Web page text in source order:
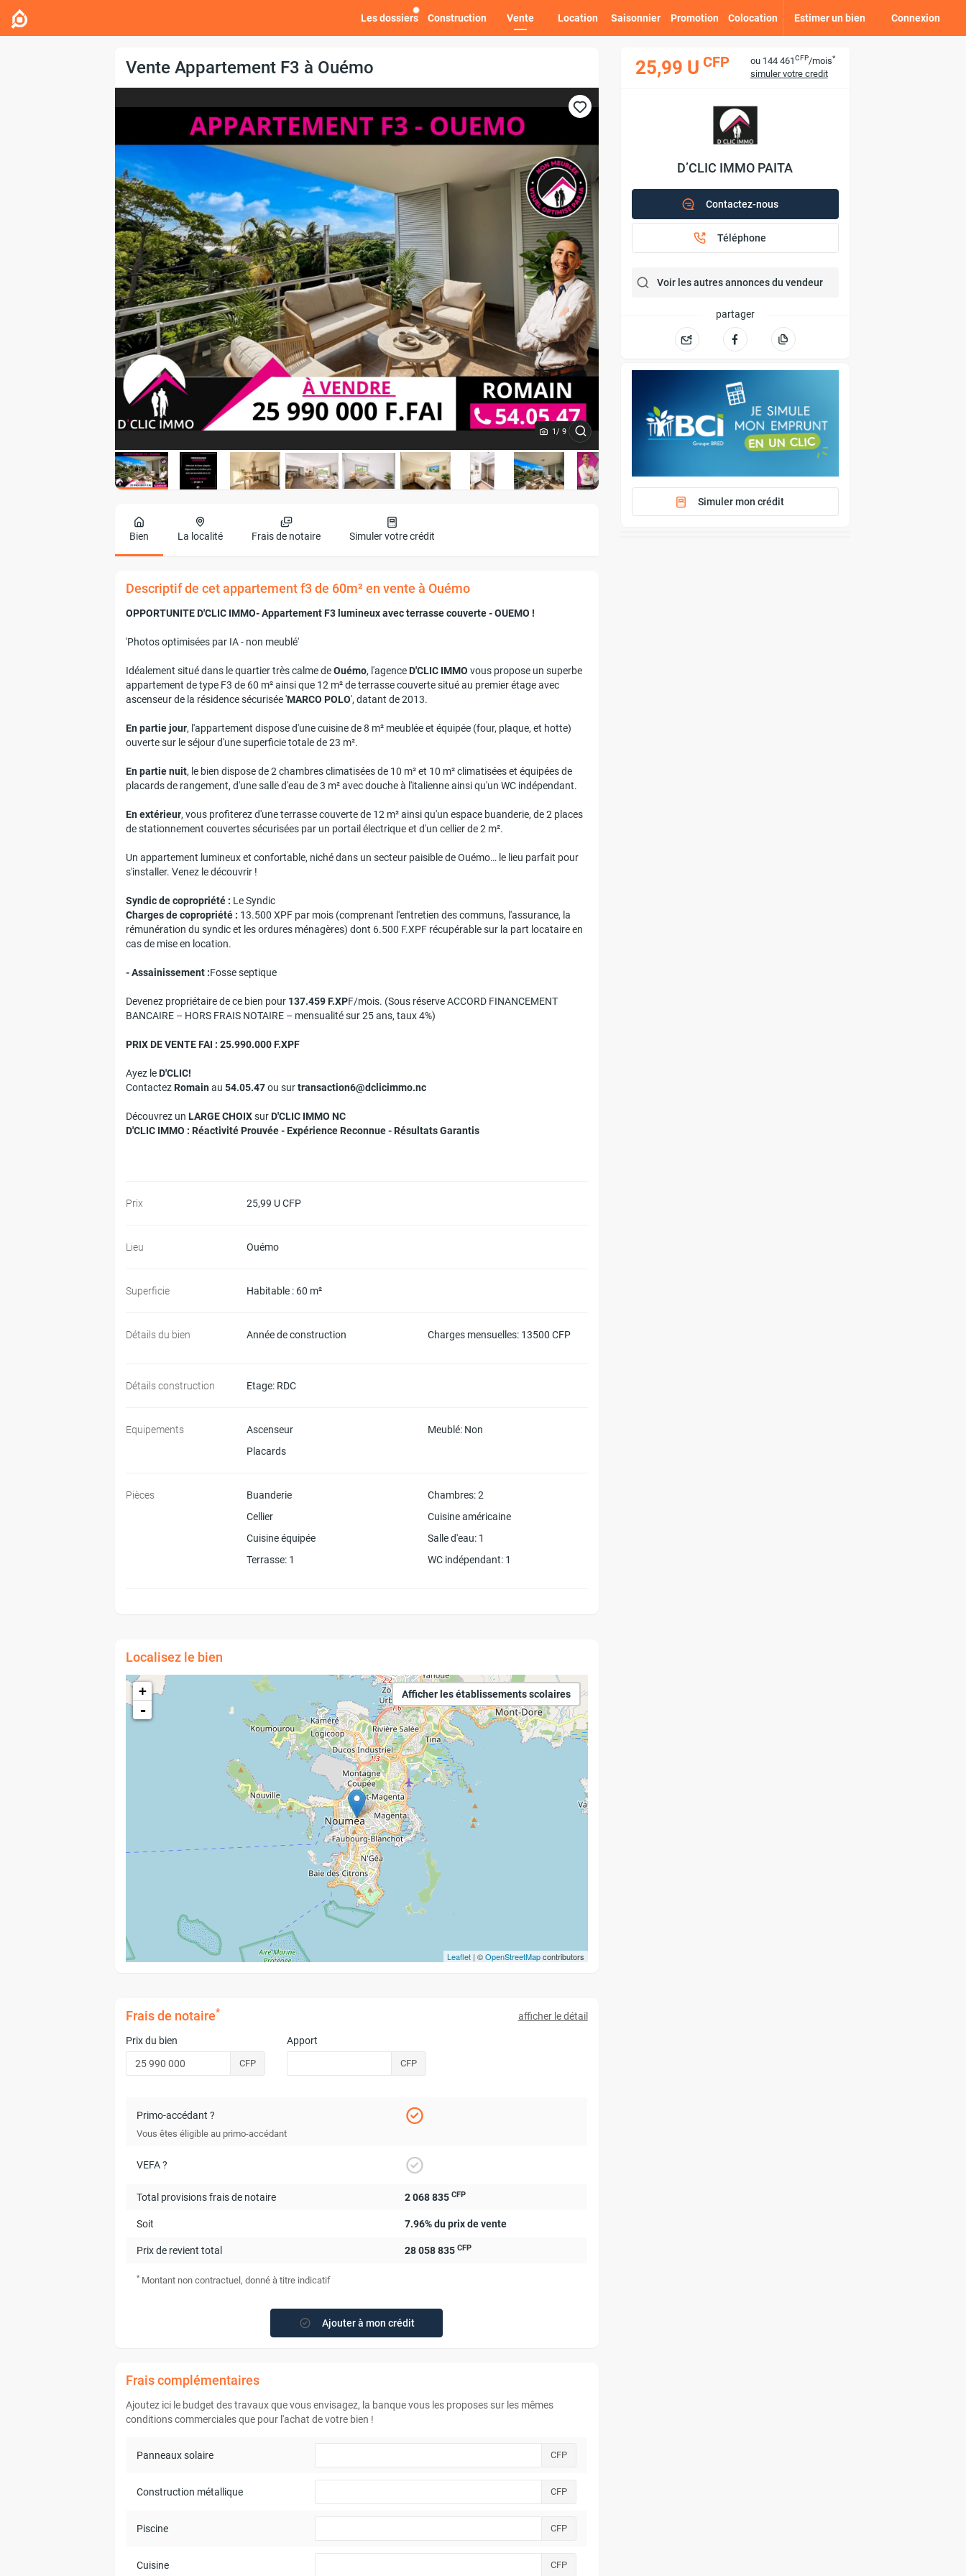
Estimer un bien Connexion
Les dossiers Construction Vente Location Saisonnier Promotion Colocation
Vente Appartement F3 à Ouémo
1/ 9
Bien La localité Frais de notaire Simuler votre crédit
Descriptif de cet appartement f3 de 60m² en vente à Ouémo
OPPORTUNITE D'CLIC IMMO- Appartement F3 lumineux avec terrasse couverte - OUEMO !
'Photos optimisées par IA - non meublé'
Idéalement situé dans le quartier très calme deOuémo, l'agenceD'CLIC IMMO vous propose un superbe
appartement de type F3 de 60 m² ainsi que 12 m² de terrasse couverte situé au premier étage avec
ascenseur de la résidence sécurisée 'MARCO POLO', datant de 2013.
En partie jour, l'appartement dispose d'une cuisine de 8 m² meublée et équipée (four, plaque, et hotte)
ouverte sur le séjour d'une superficie totale de 23 m².
En partie nuit, le bien dispose de 2 chambres climatisées de 10 m² et 10 m² climatisées et équipées de
placards de rangement, d'une salle d'eau de 3 m² avec douche à l'italienne ainsi qu'un WC indépendant.
En extérieur, vous profiterez d'une terrasse couverte de 12 m² ainsi qu'un espace buanderie, de 2 places
de stationnement couvertes sécurisées par un portail électrique et d'un cellier de 2 m².
Un appartement lumineux et confortable, niché dans un secteur paisible de Ouémo… le lieu parfait pour
s'installer. Venez le découvrir !
Syndic de copropriété :
Charges de copropriété : 13.500 XPF par mois (comprenant l'entretien des communs, l'assurance, la
rémunération du syndic et les ordures ménagères) dont 6.500 F.XPF récupérable sur la part locataire en
cas de mise en location.
- Assainissement :Fosse septique
Devenez propriétaire de ce bien pour 137.459 F.XPF/mois. (Sous réserve ACCORD FINANCEMENT
BANCAIRE – HORS FRAIS NOTAIRE – mensualité sur 25 ans, taux 4%)
PRIX DE VENTE FAI : 25.990.000 F.XPF
Ayez leD'CLIC!
ContactezRomainau 54.05.47ou surtransaction6@dclicimmo.nc
Découvrez un LARGE CHOIXsurD'CLIC IMMO NC
D'CLIC IMMO : Réactivité Prouvée - Expérience Reconnue - Résultats Garantis
Prix 25,99 U CFP
Lieu Ouémo
Superficie Habitable : 60 m²
Détails du bien Année de construction Charges mensuelles: 13500 CFP
Détails construction Etage: RDC
Equipements Ascenseur Meublé: Non
Placards
Pièces Buanderie Chambres: 2
Cellier
Cuisine américaine
Cuisine équipée
Salle d'eau: 1
Terrasse: 1 WC indépendant: 1
Localisez le bien
Afficher les établissements scolaires
+
-
Leaflet| ©OpenStreetMapcontributors
Frais de notaire* afficher le détail
Prix du bien
CFP
Apport
CFP
Primo-accédant ?
Vous êtes éligible au primo-accédant
VEFA ?
Total provisions frais de notaire 2 068 835 CFP
Soit 7.96% du prix de vente
Prix de revient total 28 058 835 CFP
* Montant non contractuel, donné à titre indicatif
Ajouter à mon crédit
Frais complémentaires
Ajoutez ici le budget des travaux que vous envisagez, la banque vous les proposes sur les mêmes
conditions commerciales que pour l'achat de votre bien !
Panneaux solaire CFP
Construction métallique CFP
Piscine CFP
Cuisine CFP
25,99 U CFP ou 144 461CFP/mois*
simuler votre credit
D’CLIC IMMO PAITA
Contactez-nous
Téléphone
Voir les autres annonces du vendeur
partager
Simuler mon crédit